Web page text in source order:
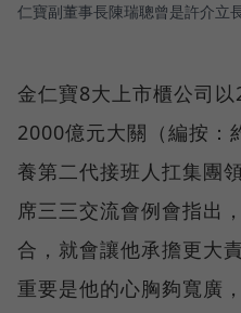
仁寶副董事長陳瑞聰曾是許介立長
金仁寶8大上市櫃公司
2000億元大關（編按：
養第二代接班人扛集團
席三三交流會例會指出
合，就會讓他承擔更大
重要是他的心胸夠寬廣